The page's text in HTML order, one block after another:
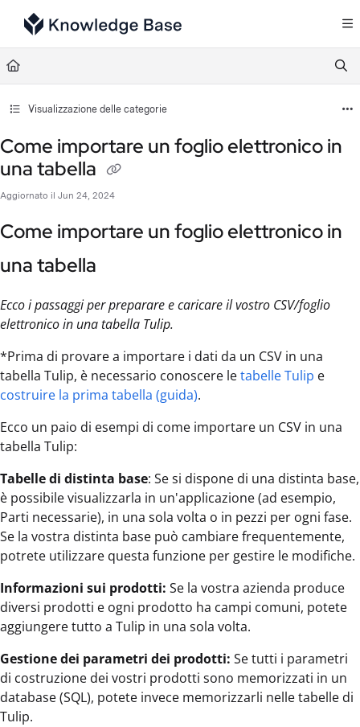
Documentation Index
Fetch the complete documentation index at:
Use this file to discover all available pages before exploring further.
Visualizzazione delle categorie
Come importare un foglio elettronico in
una tabella
Aggiornato il Jun 24, 2024
Come importare un foglio elettronico in
una tabella
Ecco i passaggi per preparare e caricare il vostro CSV/foglio
elettronico in una tabella Tulip.
*Prima di provare a importare i dati da un CSV in una
tabella Tulip, è necessario conoscere letabelle Tulip e
costruire la prima tabella (guida).
Ecco un paio di esempi di come importare un CSV in una
tabella Tulip:
Tabelle di distinta base: Se si dispone di una distinta base,
è possibile visualizzarla in un'applicazione (ad esempio,
Parti necessarie), in una sola volta o in pezzi per ogni fase.
Se la vostra distinta base può cambiare frequentemente,
potrete utilizzare questa funzione per gestire le modifiche.
Informazioni sui prodotti: Se la vostra azienda produce
diversi prodotti e ogni prodotto ha campi comuni, potete
aggiungere tutto a Tulip in una sola volta.
Gestione dei parametri dei prodotti: Se tutti i parametri
di costruzione dei vostri prodotti sono memorizzati in un
database (SQL), potete invece memorizzarli nelle tabelle di
Tulip.